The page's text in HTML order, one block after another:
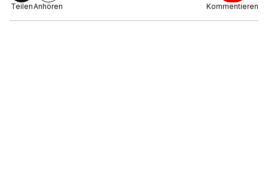
TeilenAnhören Kommentieren